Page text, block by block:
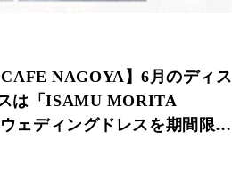
CAFE NAGOYA】6月のディス
は「ISAMU MORITA
ェディングドレスを期間限定